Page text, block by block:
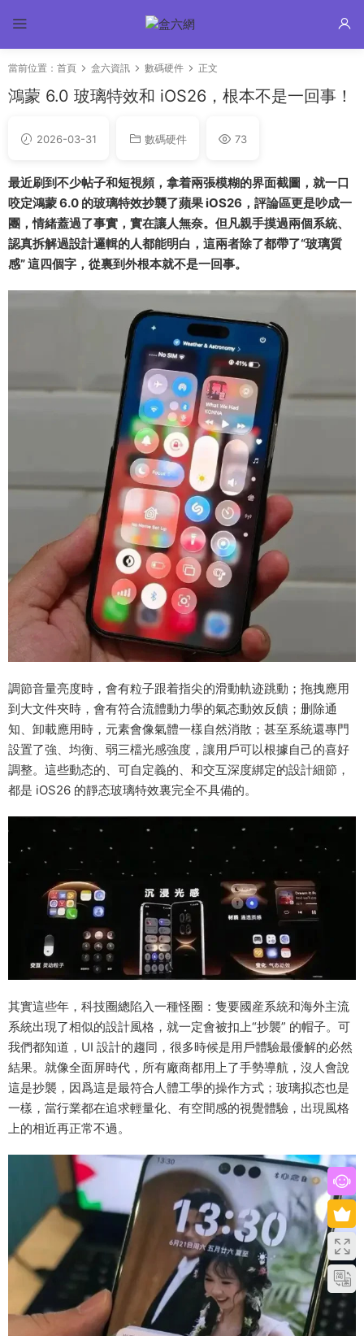
當前位置： 首頁 盒六資訊 數碼硬件 正文
鴻蒙 6.0 玻璃特效和 iOS26，根本不是一回事！
2026-03-31 數碼硬件 73
最近刷到不少帖子和短視頻，拿着兩張模糊的界面截圖，就一口
咬定鴻蒙 6.0 的玻璃特效抄襲了蘋果 iOS26，評論區更是吵成一
團，情緒蓋過了事實，實在讓人無奈。但凡親手摸過兩個系統、
認真拆解過設計邏輯的人都能明白，這兩者除了都帶了“玻璃質
感” 這四個字，從裏到外根本就不是一回事。
調節音量亮度時，會有粒子跟着指尖的滑動軌迹跳動；拖拽應用
到大文件夾時，會有符合流體動力學的氣态動效反饋；删除通
知、卸載應用時，元素會像氣體一樣自然消散；甚至系統還專門
設置了強、均衡、弱三檔光感強度，讓用戶可以根據自己的喜好
調整。這些動态的、可自定義的、和交互深度綁定的設計細節，
都是 iOS26 的靜态玻璃特效裏完全不具備的。
其實這些年，科技圈總陷入一種怪圈：隻要國産系統和海外主流
系統出現了相似的設計風格，就一定會被扣上“抄襲” 的帽子。可
我們都知道，UI 設計的趨同，很多時候是用戶體驗最優解的必然
結果。就像全面屏時代，所有廠商都用上了手勢導航，沒人會說
這是抄襲，因爲這是最符合人體工學的操作方式；玻璃拟态也是
一樣，當行業都在追求輕量化、有空間感的視覺體驗，出現風格
上的相近再正常不過。